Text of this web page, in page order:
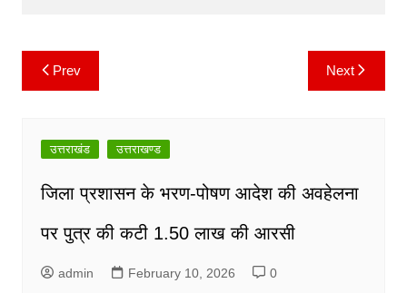
Post
navigation
Prev Next
उत्तराखंड उत्तराखण्ड
जिला प्रशासन के भरण-पोषण आदेश की अवहेलना
पर पुत्र की कटी 1.50 लाख की आरसी
admin February 10, 2026 0